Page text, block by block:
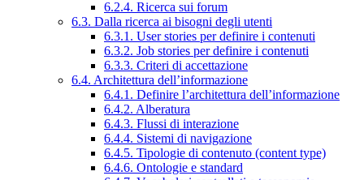
6.2.4. Ricerca sui forum
6.3. Dalla ricerca ai bisogni degli utenti
6.3.1. User stories per definire i contenuti
6.3.2. Job stories per definire i contenuti
6.3.3. Criteri di accettazione
6.4. Architettura dell’informazione
6.4.1. Definire l’architettura dell’informazione
6.4.2. Alberatura
6.4.3. Flussi di interazione
6.4.4. Sistemi di navigazione
6.4.5. Tipologie di contenuto (content type)
6.4.6. Ontologie e standard